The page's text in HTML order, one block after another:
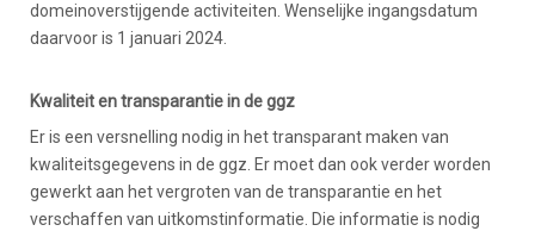
domeinoverstijgende activiteiten. Wenselijke ingangsdatum
daarvoor is 1 januari 2024.
Kwaliteit en transparantie in de ggz
Er is een versnelling nodig in het transparant maken van
kwaliteitsgegevens in de ggz. Er moet dan ook verder worden
gewerkt aan het vergroten van de transparantie en het
verschaffen van uitkomstinformatie. Die informatie is nodig